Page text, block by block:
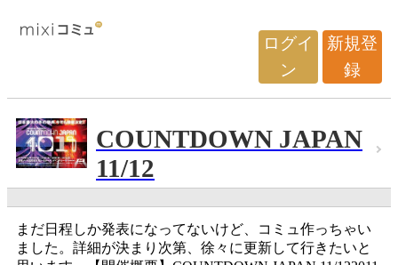
ログイ
ン
新規登
録
COUNTDOWN JAPAN
11/12
まだ日程しか発表になってないけど、コミュ作っちゃい
ました。詳細が決まり次第、徐々に更新して行きたいと